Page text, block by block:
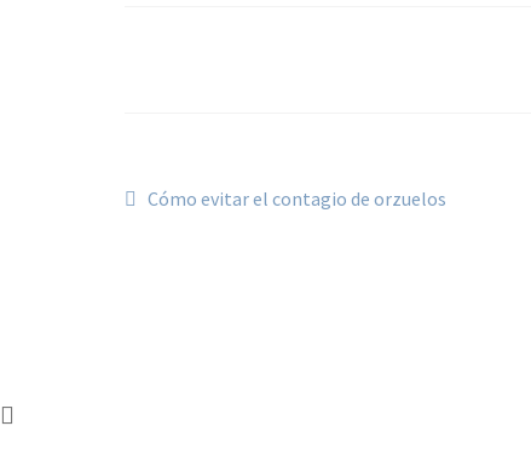
Navegación
Anterior:
Cómo evitar el contagio de orzuelos